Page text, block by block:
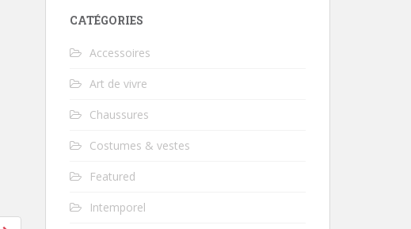
CATÉGORIES
Accessoires
Art de vivre
Chaussures
Costumes & vestes
Featured
Intemporel